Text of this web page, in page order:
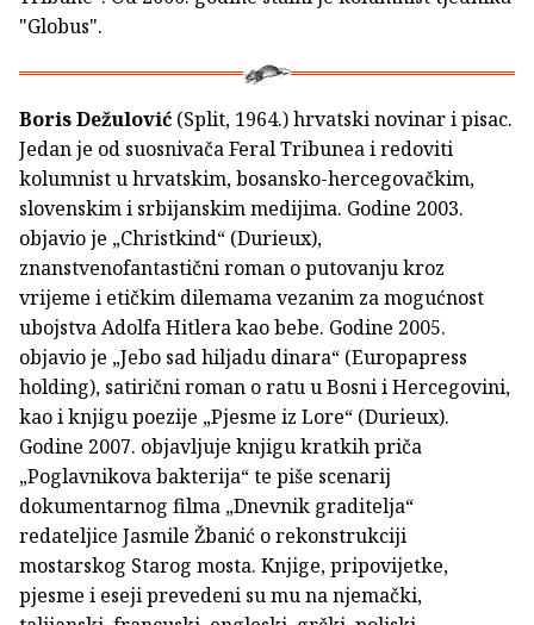
"Globus".
Boris Dežulović (Split, 1964.) hrvatski novinar i pisac.
Jedan je od suosnivača Feral Tribunea i redoviti
kolumnist u hrvatskim, bosansko-hercegovačkim,
slovenskim i srbijanskim medijima. Godine 2003.
objavio je „Christkind“ (Durieux),
znanstvenofantastični roman o putovanju kroz
vrijeme i etičkim dilemama vezanim za mogućnost
ubojstva Adolfa Hitlera kao bebe. Godine 2005.
objavio je „Jebo sad hiljadu dinara“ (Europapress
holding), satirični roman o ratu u Bosni i Hercegovini,
kao i knjigu poezije „Pjesme iz Lore“ (Durieux).
Godine 2007. objavljuje knjigu kratkih priča
„Poglavnikova bakterija“ te piše scenarij
dokumentarnog filma „Dnevnik graditelja“
redateljice Jasmile Žbanić o rekonstrukciji
mostarskog Starog mosta. Knjige, pripovijetke,
pjesme i eseji prevedeni su mu na njemački,